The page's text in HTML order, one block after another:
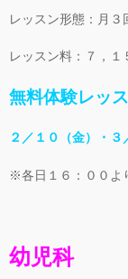
レッスン形態：月
レッスン料：７，
無料体験レッ
２／１０（金）・３
※各日１６：００よ
幼児科